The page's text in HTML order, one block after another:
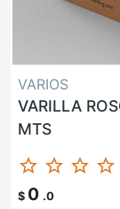
VARIOS
VARILLA
MTS
star_border star_border star_border star_border
$ 0 .0